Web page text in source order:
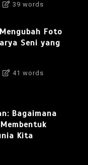
39 words
Foto
Seni yang
41 words
Bagaimana
Kita